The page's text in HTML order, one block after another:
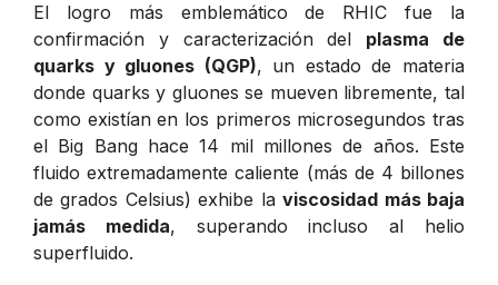
El logro más emblemático de RHIC fue la
confirmación y caracterización del plasma de
quarks y gluones (QGP), un estado de materia
donde quarks y gluones se mueven libremente, tal
como existían en los primeros microsegundos tras
el Big Bang hace 14 mil millones de años. Este
fluido extremadamente caliente (más de 4 billones
de grados Celsius) exhibe laviscosidad más baja
jamás medida, superando incluso al helio
superfluido.